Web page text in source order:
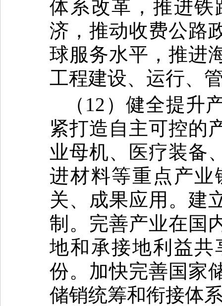
体系改革，推进
济，推动收费公路
球服务水平，推进
工程建设、运行、
（12）健全提升
紧打造自主可控的
业母机、医疗装备
进材料等重点产
关、成果应用。建
制。完善产业在国
地和承接地利益
份。加快完善国家
储销统筹和衔接体